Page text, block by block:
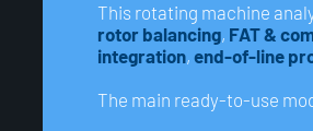
This rotating machine
rotor balancing, FAT &
integration, end-of-line
The main ready-to-use